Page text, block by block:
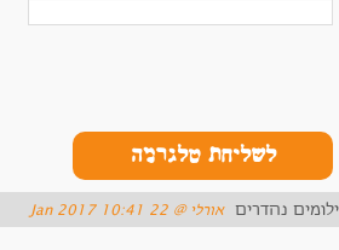
לשליחת טלגרמה
נהדרים ‏אורלי ‏@ 22 Jan 2017 10:41